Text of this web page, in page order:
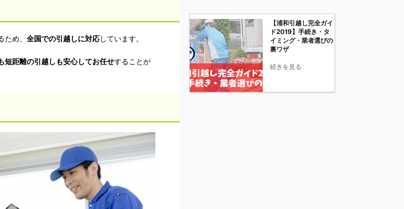
め、 全国での引越しに対応しています。
短距離の引越しも安心してお任せすることが
【浦和引越し完全ガイ
ド2019】手続き・タ
イミング・業者選びの
裏ワザ
続きを見る